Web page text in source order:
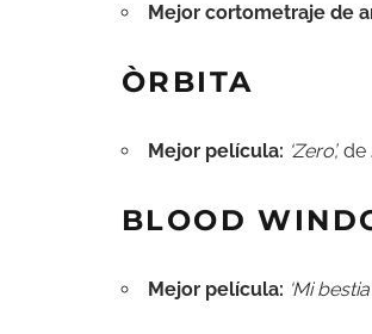
Mejor cortometraje de
ÒRBITA
Mejor película: ‘Zero’, de
BLOOD
Mejor película: ‘Mi bestia’